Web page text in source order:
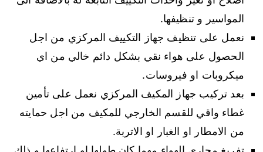
المواسير و تنظيفها.
نعمل على تنظيف جهاز التكييف المركزي من اجل
الحصول على هواء نقي بشكل دائم خالي من اي
ميكروبات او فيروسات.
بعد تركيب جهاز المكيف المركزي نعمل على تأمين
غطاء واقي للقسم الخارجي للمكيف من اجل حمايته
من الامطار او الغبار او الاتربة.